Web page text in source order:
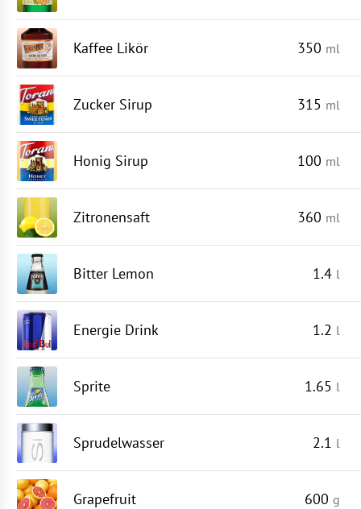
Kaffee Likör 350 ml
Zucker Sirup 315 ml
Honig Sirup 100 ml
Zitronensaft 360 ml
Bitter Lemon 1.4 l
Energie Drink 1.2 l
Sprite 1.65 l
Sprudelwasser 2.1 l
Grapefruit 600 g